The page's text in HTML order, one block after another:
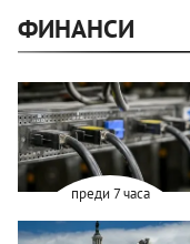
ФИНАНСИ
преди 7 часа